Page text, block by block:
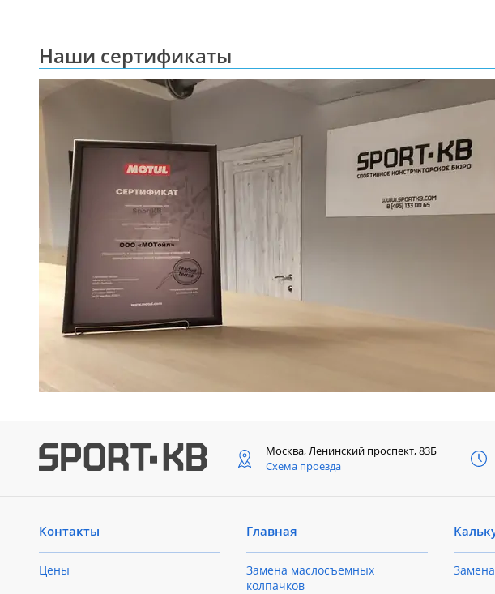
Наши сертификаты
Москва, Ленинский проспект, 83Б
Схема проезда
Контакты
Цены
Главная
Замена маслосъемных
колпачков